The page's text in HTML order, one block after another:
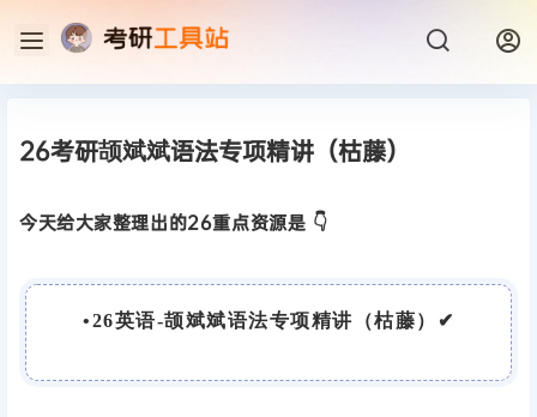
26考研颉斌斌语法专项精讲（枯藤）
今天给大家整理出的26重点资源是 👇
•26英语-颉斌斌语法专项精讲（枯藤） ✔